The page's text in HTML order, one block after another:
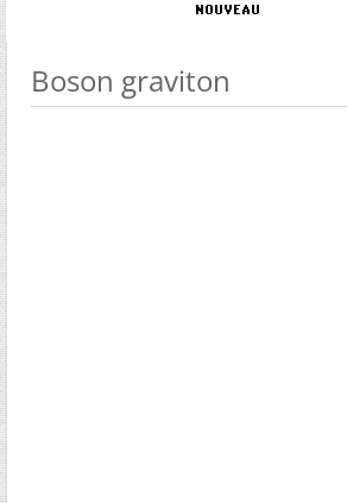
Boson graviton